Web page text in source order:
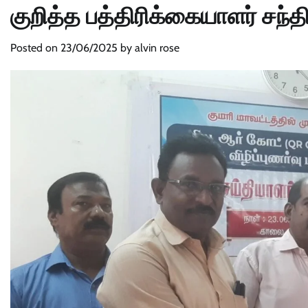
குறித்த பத்திரிக்கையாளர்
Posted on 23/06/2025 by alvin rose